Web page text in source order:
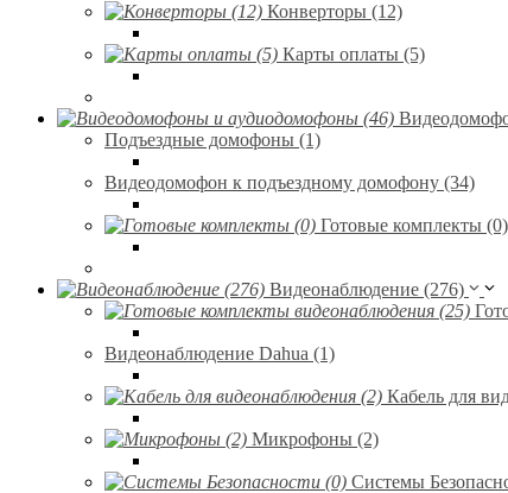
Конверторы (12)
Карты оплаты (5)
Подъездные домофоны (1)
Видеодомофон к подъездному домофону (34)
Готовые комплекты (0)
Видеонаблюдение (276)
Видеонаблюдение Dahua (1)
Кабель для
Микрофоны (2)
Системы